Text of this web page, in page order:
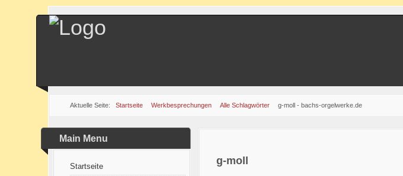
Aktuelle Seite:Startseite Werkbesprechungen Alle Schlagwörter g-moll - bachs-orgelwerke.de
Main Menu
Startseite g-moll